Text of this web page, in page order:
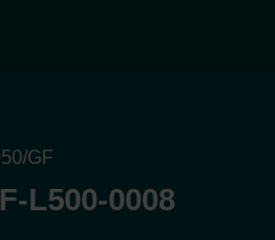
GF
L500-0008